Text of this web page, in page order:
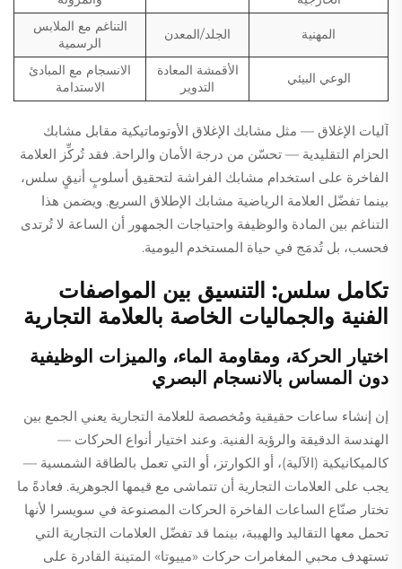
المهنية الجلد/المعدن
التناغم مع الملابس
الرسمية
الوعي البيئي
الأقمشة المعادة
التدوير
الانسجام مع المبادئ
الاستدامة
آليات الإغلاق — مثل مشابك الإغلاق الأوتوماتيكية مقابل مشابك
الحزام التقليدية — تحسّن من درجة الأمان والراحة. فقد تُركِّز العلامة
الفاخرة على استخدام مشابك الفراشة لتحقيق أسلوبٍ أنيقٍ سلس،
بينما تفضّل العلامة الرياضية مشابك الإطلاق السريع. ويضمن هذا
التناغم بين المادة والوظيفة واحتياجات الجمهور أن الساعة لا تُرتدى
فحسب، بل تُدمَج في حياة المستخدم اليومية.
تكامل سلس: التنسيق بين المواصفات
الفنية والجماليات الخاصة بالعلامة التجارية
اختيار الحركة، ومقاومة الماء، والميزات الوظيفية
دون المساس بالانسجام البصري
إن إنشاء ساعات حقيقية ومُخصصة للعلامة التجارية يعني الجمع بين
الهندسة الدقيقة والرؤية الفنية. وعند اختيار أنواع الحركات —
كالميكانيكية (الآلية)، أو الكوارتز، أو التي تعمل بالطاقة الشمسية —
يجب على العلامات التجارية أن تتماشى مع قيمها الجوهرية. فعادةً ما
تختار صنّاع الساعات الفاخرة الحركات المصنوعة في سويسرا لأنها
تحمل معها التقاليد والهيبة، بينما قد تفضّل العلامات التجارية التي
تستهدف محبي المغامرات حركات «مييوتا» المتينة القادرة على